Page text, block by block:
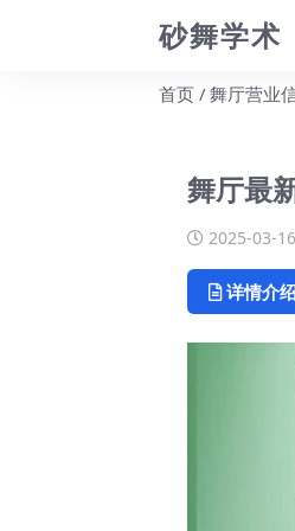
砂舞学术
首页 舞厅营业
舞厅最
2025-03-16
详情介